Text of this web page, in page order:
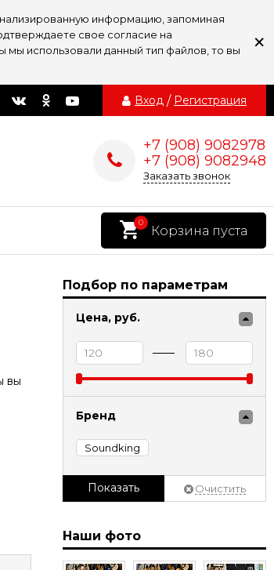
информацию, запоминая
свое согласие на
использовали данный тип файлов, то вы
×
Вход / Регистрация
+7 (908) 9082978
+7 (908) 9082948
Заказать звонок
Корзина пуста
0
вы
Подбор по параметрам
Цена, руб.
Бренд
Soundking
Показать Очистить
Наши фото